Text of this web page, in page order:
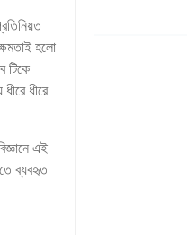
হলো
টিকে
ধীরে
এই
ব্যবহৃত